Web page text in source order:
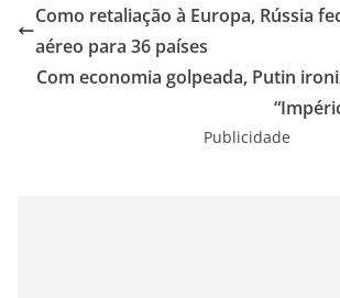
Como retaliação à Europa, Rússia
aéreo para 36 países
Com economia golpeada, Putin
Publicidade